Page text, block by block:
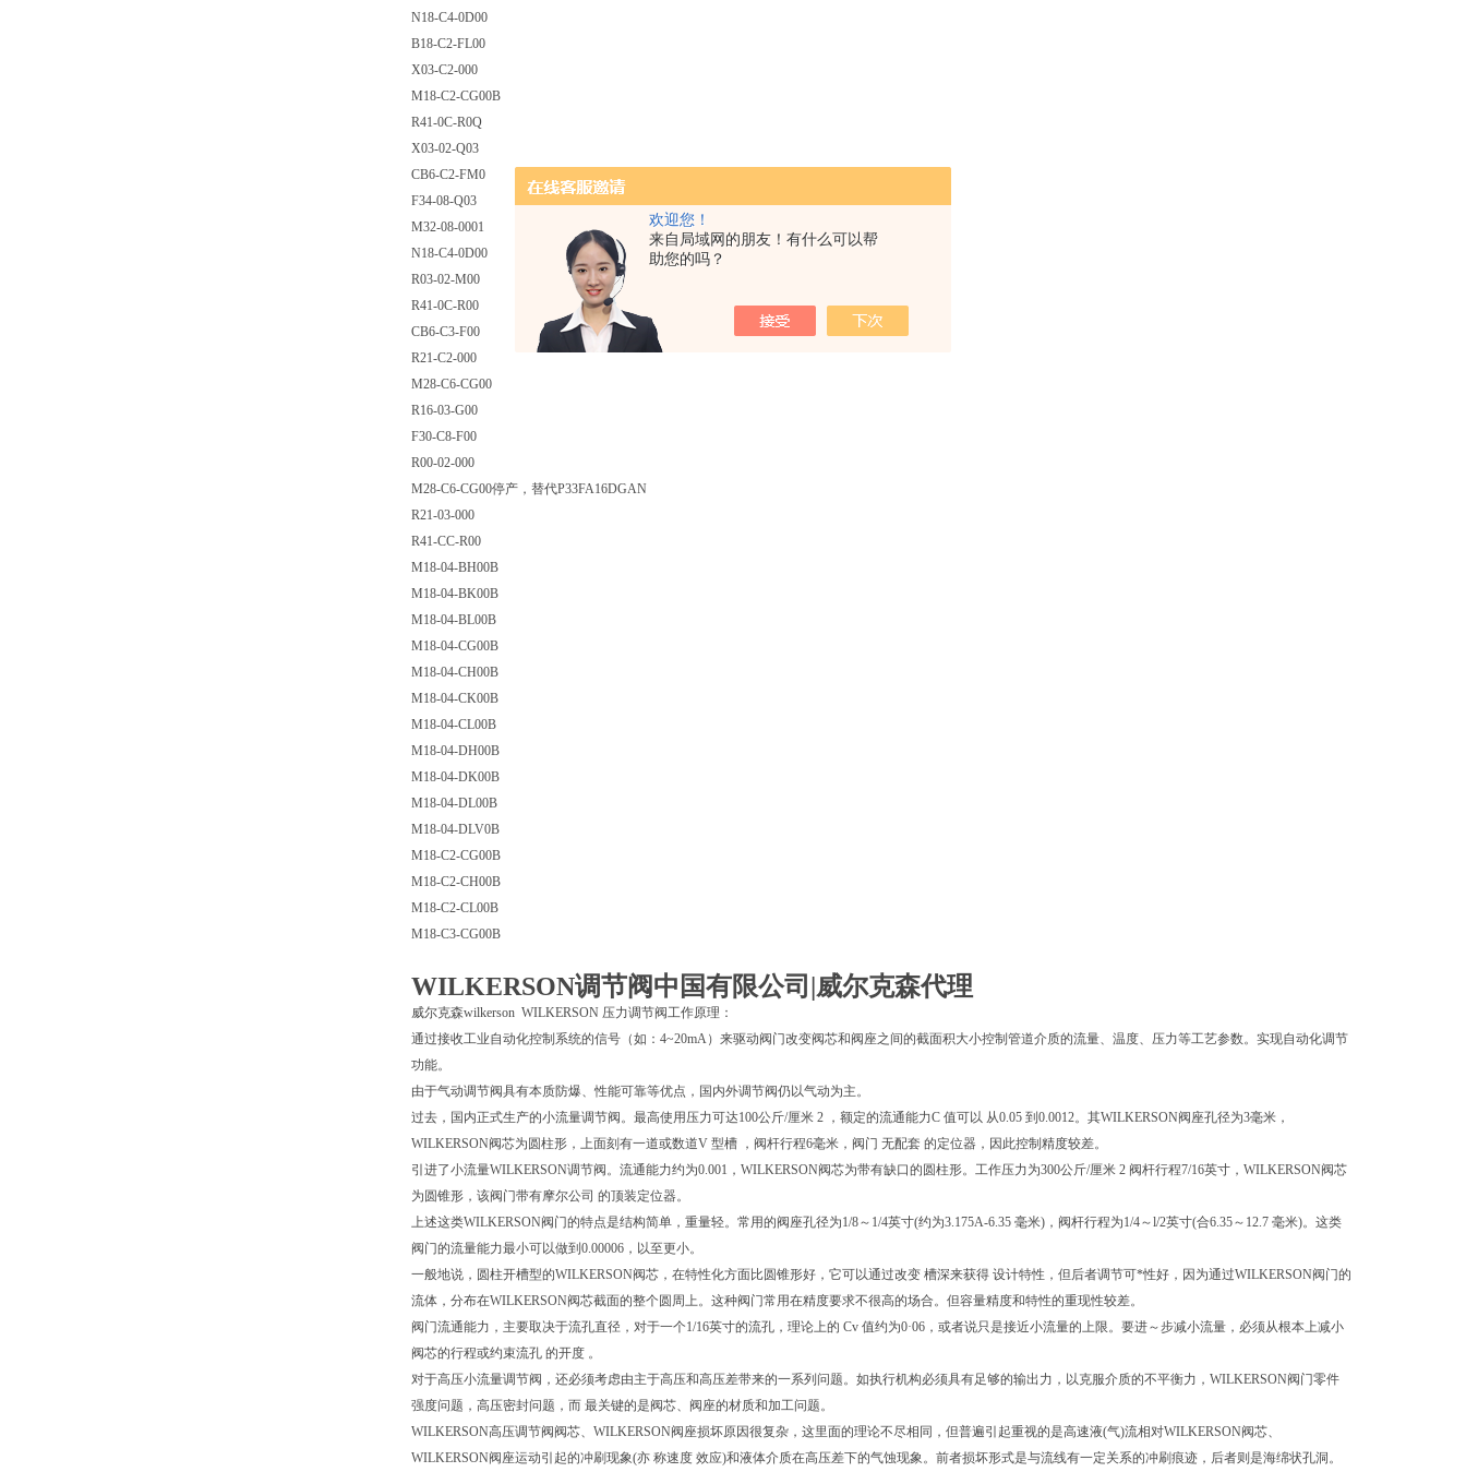
欢迎您！
来自局域网的朋友！有什么可以帮
助您的吗？
N18-C4-0D00
B18-C2-FL00
X03-C2-000
M18-C2-CG00B
R41-0C-R0Q
X03-02-Q03
CB6-C2-FM0
F34-08-Q03
M32-08-0001
N18-C4-0D00
R03-02-M00
R41-0C-R00
CB6-C3-F00
R21-C2-000
M28-C6-CG00
R16-03-G00
F30-C8-F00
R00-02-000
M28-C6-CG00停产，替代P33FA16DGAN
R21-03-000
R41-CC-R00
M18-04-BH00B
M18-04-BK00B
M18-04-BL00B
M18-04-CG00B
M18-04-CH00B
M18-04-CK00B
M18-04-CL00B
M18-04-DH00B
M18-04-DK00B
M18-04-DL00B
M18-04-DLV0B
M18-C2-CG00B
M18-C2-CH00B
M18-C2-CL00B
M18-C3-CG00B
WILKERSON调节阀中国有限公司 |威尔克森代理
威尔克森wilkerson WILKERSON 压力调节阀工作原理：
通过接收工业自动化控制系统的信号（如：4~20mA）来驱动阀门改变阀芯和阀座之间的截面积大小控制管道介质的流量、温度、压力等工艺参数。实现自动化调节
功能。
由于气动调节阀具有本质防爆、性能可靠等优点，国内外调节阀仍以气动为主。
过去，国内正式生产的小流量调节阀。最高使用压力可达100公斤/厘米 2 ，额定的流通能力C 值可以 从0.05 到0.0012。其WILKERSON阀座孔径为3毫米，
WILKERSON阀芯为圆柱形，上面刻有一道或数道V 型槽 ，阀杆行程6毫米，阀门 无配套 的定位器，因此控制精度较差。
引进了小流量WILKERSON调节阀。流通能力约为0.001，WILKERSON阀芯为带有缺口的圆柱形。工作压力为300公斤/厘米 2 阀杆行程7/16英寸，WILKERSON阀芯
为圆锥形，该阀门带有摩尔公司 的顶装定位器。
上述这类WILKERSON阀门的特点是结构简单，重量轻。常用的阀座孔径为1/8～1/4英寸(约为3.175A-6.35 毫米)，阀杆行程为1/4～l/2英寸(合6.35～12.7 毫米)。这类
阀门的流量能力最小可以做到0.00006，以至更小。
一般地说，圆柱开槽型的WILKERSON阀芯，在特性化方面比圆锥形好，它可以通过改变 槽深来获得 设计特性，但后者调节可*性好，因为通过WILKERSON阀门的
流体，分布在WILKERSON阀芯截面的整个圆周上。这种阀门常用在精度要求不很高的场合。但容量精度和特性的重现性较差。
阀门流通能力，主要取决于流孔直径，对于一个1/16英寸的流孔，理论上的 Cv 值约为0·06，或者说只是接近小流量的上限。要进～步减小流量，必须从根本上减小
阀芯的行程或约束流孔 的开度 。
对于高压小流量调节阀，还必须考虑由主于高压和高压差带来的一系列问题。如执行机构必须具有足够的输出力，以克服介质的不平衡力，WILKERSON阀门零件
强度问题，高压密封问题，而 最关键的是阀芯、阀座的材质和加工问题。
WILKERSON高压调节阀阀芯、WILKERSON阀座损坏原因很复杂，这里面的理论不尽相同，但普遍引起重视的是高速液(气)流相对WILKERSON阀芯、
WILKERSON阀座运动引起的冲刷现象(亦 称速度 效应)和液体介质在高压差下的气蚀现象。前者损坏形式是与流线有一定关系的冲刷痕迹，后者则是海绵状孔洞。